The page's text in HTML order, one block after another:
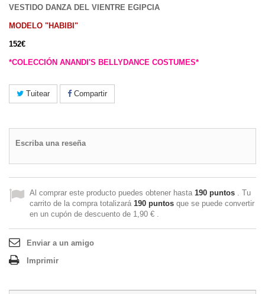
VESTIDO DANZA DEL VIENTRE EGIPCIA
MODELO "HABIBI"
152€
*COLECCIÓN ANANDI'S BELLYDANCE COSTUMES*
Tuitear Compartir
Escriba una reseña
Al comprar este producto puedes obtener hasta 190 puntos . Tu
carrito de la compra totalizará 190 puntos que se puede convertir
en un cupón de descuento de 1,90 € .
Enviar a un amigo
Imprimir